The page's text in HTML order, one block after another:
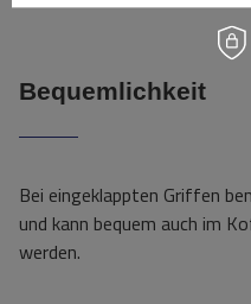
Bequemlichkeit
Bei eingeklappten Griffen
und kann bequem auch im
werden.